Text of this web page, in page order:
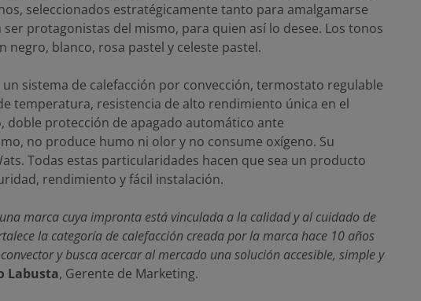
seleccionados estratégicamente tanto para amalgamarse
protagonistas del mismo, para quien así lo desee. Los tonos
negro, blanco, rosa pastel y celeste pastel.
sistema de calefacción por convección, termostato regulable
temperatura, resistencia de alto rendimiento única en el
doble protección de apagado automático ante
no produce humo ni olor y no consume oxígeno. Su
Todas estas particularidades hacen que sea un producto
rendimiento y fácil instalación.
marca cuya impronta está vinculada a la calidad y al cuidado de
la categoría de calefacción creada por la marca hace 10 años
y busca acercar al mercado una solución accesible, simple y
Labusta, Gerente de Marketing.